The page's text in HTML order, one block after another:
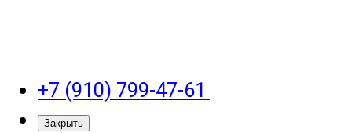
+7 (910) 799-47-61
Закрыть